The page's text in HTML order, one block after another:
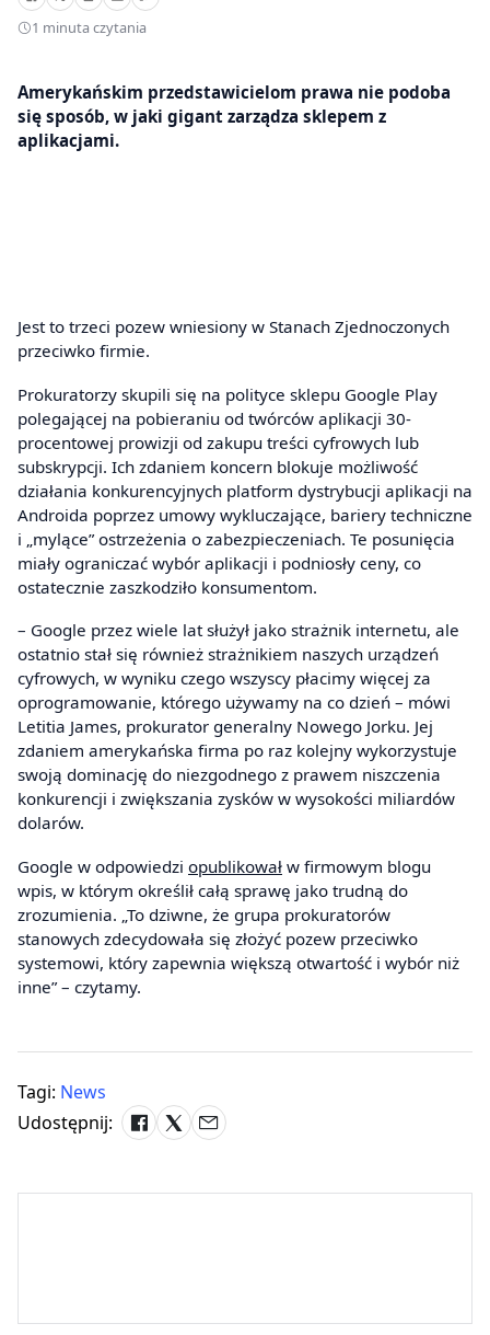
1 minuta czytania
Amerykańskim przedstawicielom prawa nie podoba
się sposób, w jaki gigant zarządza sklepem z
aplikacjami.
Jest to trzeci pozew wniesiony w Stanach Zjednoczonych
przeciwko firmie.
Prokuratorzy skupili się na polityce sklepu Google Play
polegającej na pobieraniu od twórców aplikacji 30-
procentowej prowizji od zakupu treści cyfrowych lub
subskrypcji. Ich zdaniem koncern blokuje możliwość
działania konkurencyjnych platform dystrybucji aplikacji na
Androida poprzez umowy wykluczające, bariery techniczne
i „mylące” ostrzeżenia o zabezpieczeniach. Te posunięcia
miały ograniczać wybór aplikacji i podniosły ceny, co
ostatecznie zaszkodziło konsumentom.
– Google przez wiele lat służył jako strażnik internetu, ale
ostatnio stał się również strażnikiem naszych urządzeń
cyfrowych, w wyniku czego wszyscy płacimy więcej za
oprogramowanie, którego używamy na co dzień – mówi
Letitia James, prokurator generalny Nowego Jorku. Jej
zdaniem amerykańska firma po raz kolejny wykorzystuje
swoją dominację do niezgodnego z prawem niszczenia
konkurencji i zwiększania zysków w wysokości miliardów
dolarów.
Google w odpowiedzi opublikował w firmowym blogu
wpis, w którym określił całą sprawę jako trudną do
zrozumienia. „To dziwne, że grupa prokuratorów
stanowych zdecydowała się złożyć pozew przeciwko
systemowi, który zapewnia większą otwartość i wybór niż
inne” – czytamy.
Tagi: News
Udostępnij: